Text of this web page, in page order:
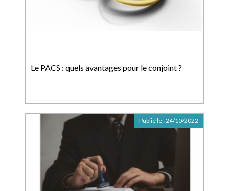
Le PACS : quels avantages pour le conjoint ?
Publié le :24/10/2022